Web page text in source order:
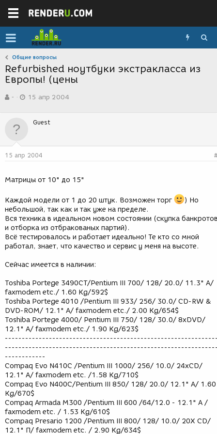
Общие вопросы
Refurbished ноутбуки экстракласса из
Европы! (цены
в
р
м
-
а
д
и
15 апр 2004
Guest
15 апр 2004
Матрицы от 10" до 15"
Каждой модели от 1 до 20 штук. Возможен торг
) Но
небольшой, так как и так уже на пределе.
Вся техника в идеальном новом состоянии (скупка
и отборка из отбракованых партий).
Всё тестировалось и работает идеально! Те кто со мной
работал, знает, что качество и сервис у меня на высоте.
Сейчас имеется в наличии:
Toshiba Portege 3490CT/Pentium III 700/ 128/ 20.0/ 11.3" А/
faxmodem etc./ 1.60 Kg/592$
Toshiba Portege 4010 /Pentium III 933/ 256/ 30.0/ CD-RW &
DVD-ROM/ 12.1" А/ faxmodem etc./ 2.00 Kg/654$
Toshiba Portege 4000/ Pentium III 750/ 128/ 30.0/ 8хDVD/
12.1" А/ faxmodem etc./ 1.90 Kg/623$
------------
Compaq Evo N410C /Pentium III 1000/ 256/ 10.0/ 24xCD/
12.1" А/ faxmodem etc. /1.58 Kg/710$
Compaq Evo N400C/Pentium III 850/ 128/ 20.0/ 12.1" А/ 1.60
Kg/670$
Compaq Armada M300 /Pentium III 600 /64/12.0 - 12.1" А /
faxmodem etc. / 1.53 Kg/610$
Compaq Presario 1200 /Pentium III 800/ 128/ 10.0/ 20X CD/
12.1" П/ faxmodem etc. / 2.90 Kg/634$